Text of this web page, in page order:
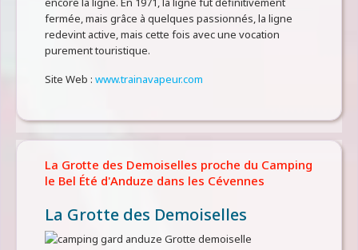
fermée, mais grâce à quelques passionnés, la ligne
redevint active, mais cette fois avec une vocation
purement touristique.
Site Web :www.trainavapeur.com
La Grotte des Demoiselles proche du Camping
le Bel Été d'Anduze dans les Cévennes
La Grotte des Demoiselles